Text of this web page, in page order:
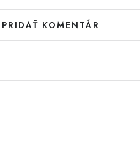
PRIDAŤ KOMENTÁR